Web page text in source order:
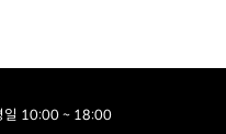
일 10:00 ~ 18:00